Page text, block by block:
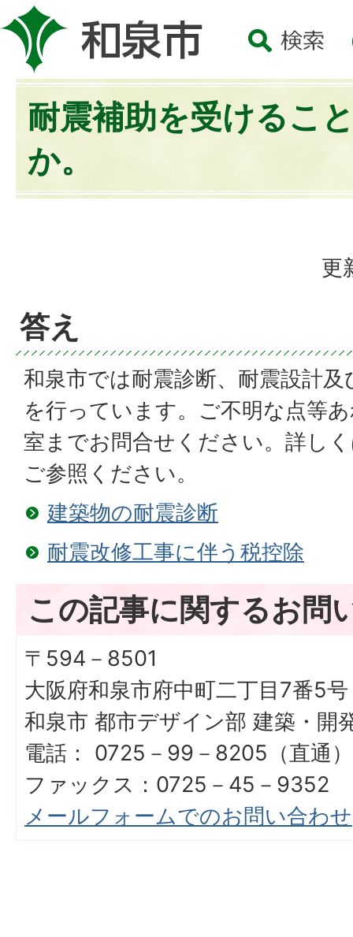
耐震補助を受けるこ
か。
更
答え
和泉市では耐震診断、耐震設計
を行っています。ご不明な点等
室までお問合せください。詳し
ご参照ください。
建築物の耐震診断
耐震改修工事に伴う税控除
この記事に関するお問
〒594－8501
大阪府和泉市府中町二丁目7番5号
和泉市 都市デザイン部 建築・開
電話： 0725－99－8205（直通）
ファックス：0725－45－9352
メールフォームでのお問い合わせ